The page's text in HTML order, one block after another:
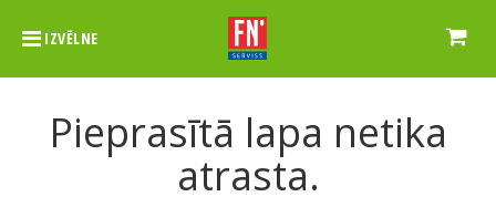
IZVĒLNE
Pieprasītā lapa netika
atrasta.